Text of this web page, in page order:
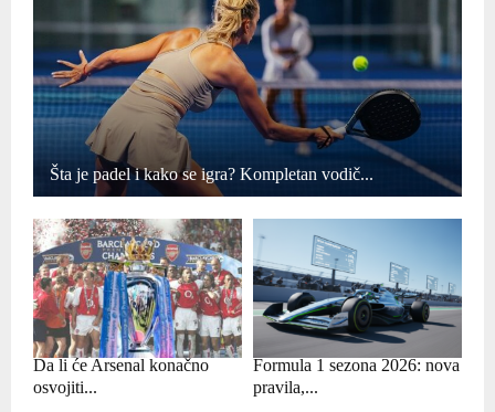
Šta je padel i kako se igra? Kompletan vodič...
Da li će Arsenal konačno
osvojiti...
Formula 1 sezona 2026: nova
pravila,...